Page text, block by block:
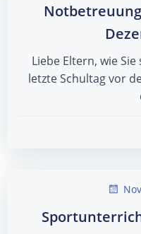
Liebe Eltern, wie
letzte Schultag vor